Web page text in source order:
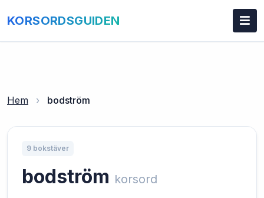
KORSORDSGUIDEN
Hem › bodström
9 bokstäver
bodström korsord